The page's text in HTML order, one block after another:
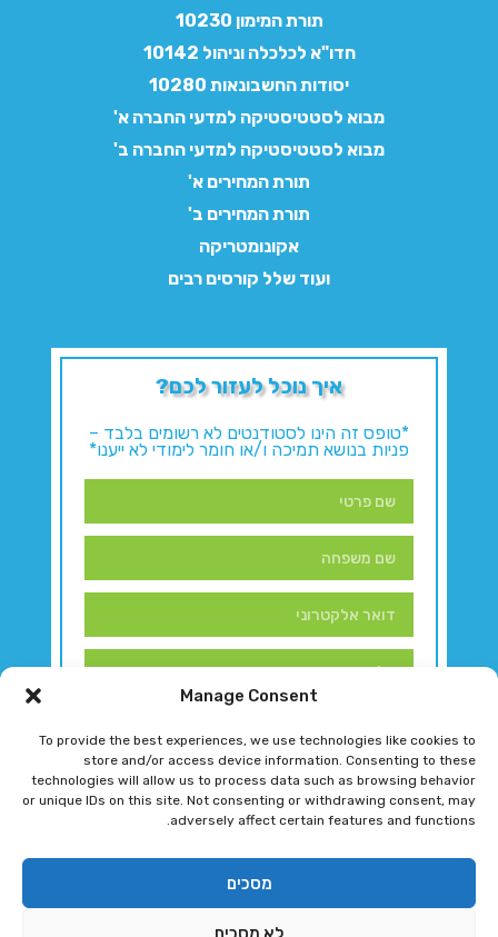
Manage Consent
To provide the best experiences, we use technologies like cookies to
store and/or access device information. Consenting to these
technologies will allow us to process data such as browsing behavior
or unique IDs on this site. Not consenting or withdrawing consent, may
adversely affect certain features and functions.
מסכים
תורת המימון 10230
חדו"א לכלכלה וניהול 10142
יסודות החשבונאות 10280
מבוא לסטטיסטיקה למדעי החברה א'
מבוא לסטטיסטיקה למדעי החברה ב'
תורת המחירים א'
תורת המחירים ב'
אקונומטריקה
ועוד שלל קורסים רבים
איך נוכל לעזור לכם?
*טופס זה הינו לסטודנטים לא רשומים בלבד –
פניות בנושא תמיכה ו/או חומר לימודי לא ייענו*